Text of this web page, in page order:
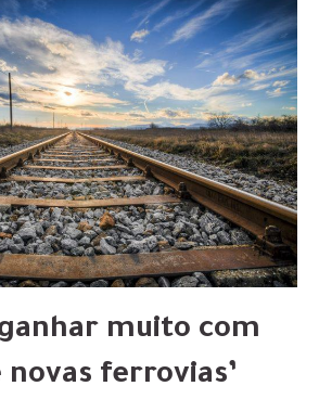
muito com
ferrovias’